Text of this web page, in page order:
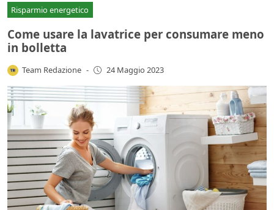
Risparmio energetico
Come usare la lavatrice per consumare meno
in bolletta
Team Redazione - 24 Maggio 2023